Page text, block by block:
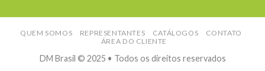
QUEM SOMOS REPRESENTANTES CATÁLOGOS
CONTATO
ÁREA DO CLIENTE
DM Brasil © 2025 • Todos os direitos reservados